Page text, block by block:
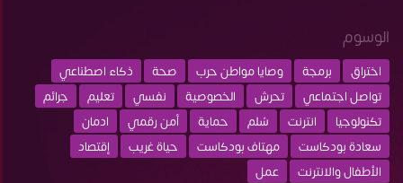
الوسوم
اختراق برمجة وصايا مواطن حرب صحة
ذكاء اصطناعي
تواصل اجتماعي
تحرش الخصوصية نفسي تعليم
جرائم
تكنولوجيا
انترنت سُلم حماية أمن رقمي
ادمان
سعادة بودكاست
مهتاف بودكاست حياة غريب
إقتصاد
الأطفال والانترنت
عمل